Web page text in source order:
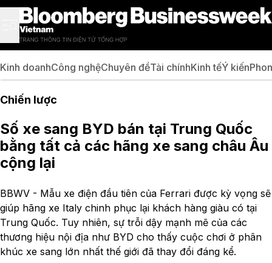
Kinh doanhCông nghệChuyên đềTài chínhKinh tếÝ kiến
Chiến lược
Số xe sang BYD bán tại Trung Quốc
bằng tất cả các hãng xe sang châu Âu
cộng lại
BBWV - Mẫu xe điện đầu tiên của Ferrari được kỳ vọng sẽ
giúp hãng xe Italy chinh phục lại khách hàng giàu có tại
Trung Quốc. Tuy nhiên, sự trỗi dậy mạnh mẽ của các
thương hiệu nội địa như BYD cho thấy cuộc chơi ở phân
khúc xe sang lớn nhất thế giới đã thay đổi đáng kể.